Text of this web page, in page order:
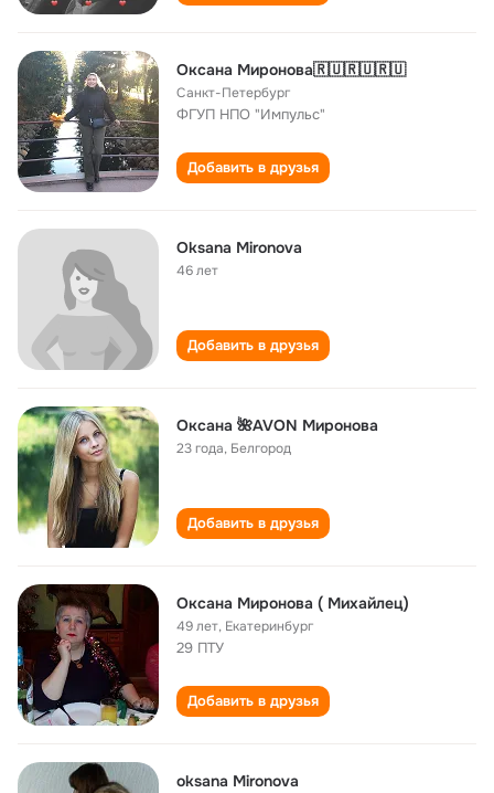
Оксана Миронова🇷🇺🇷🇺🇷🇺
Санкт-Петербург
ФГУП НПО "Импульс"
Добавить в друзья
Oksana Mironova
46 лет
Добавить в друзья
Оксана 🌺AVON Миронова
23 года, Белгород
Добавить в друзья
Оксана Миронова ( Михайлец)
49 лет, Екатеринбург
29 ПТУ
Добавить в друзья
oksana Mironova